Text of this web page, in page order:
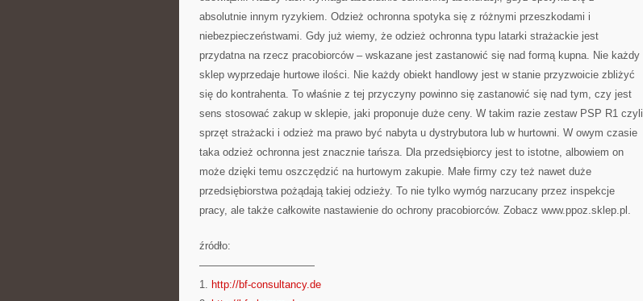
absolutnie innym ryzykiem. Odzież ochronna spotyka się z różnymi przeszkodami i
niebezpieczeństwami. Gdy już wiemy, że odzież ochronna typu latarki strażackie jest
przydatna na rzecz pracobiorców – wskazane jest zastanowić się nad formą kupna. Nie każdy
sklep wyprzedaje hurtowe ilości. Nie każdy obiekt handlowy jest w stanie przyzwoicie zbliżyć
się do kontrahenta. To właśnie z tej przyczyny powinno się zastanowić się nad tym, czy jest
sens stosować zakup w sklepie, jaki proponuje duże ceny. W takim razie zestaw PSP R1 czyli
sprzęt strażacki i odzież ma prawo być nabyta u dystrybutora lub w hurtowni. W owym czasie
taka odzież ochronna jest znacznie tańsza. Dla przedsiębiorcy jest to istotne, albowiem on
może dzięki temu oszczędzić na hurtowym zakupie. Małe firmy czy też nawet duże
przedsiębiorstwa pożądają takiej odzieży. To nie tylko wymóg narzucany przez inspekcje
pracy, ale także całkowite nastawienie do ochrony pracobiorców. Zobacz www.ppoz.sklep.pl.
źródło:
———————————
1. http://bf-consultancy.de